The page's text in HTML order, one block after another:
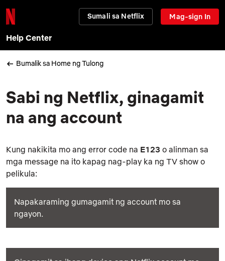
Sumali sa Netflix Mag-sign In
Help Center
Bumalik sa Home ng Tulong
Sabi ng Netflix, ginagamit
na ang account
Kung nakikita mo ang error code na E123 o alinman sa
mga message na ito kapag nag-play ka ng TV show o
pelikula:
Napakaraming gumagamit ng account mo sa
ngayon.